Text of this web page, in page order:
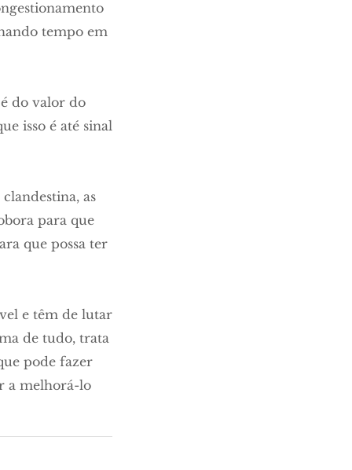
tempo em
do valor do
isso é até sinal
as
para que
que possa ter
e têm de lutar
de tudo, trata
pode fazer
a melhorá-lo